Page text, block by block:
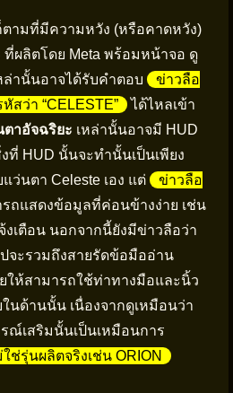
ามที่มีความหวัง (หรือคาดหวัง)
ที่ผลิตโดย Meta พร้อมหน้าจอ ดู
านั้นอาจได้รับคำตอบ
ข่าวลือ
สว่า “CELESTE”
ได้ไหลเข้า
ตาอัจฉริยะ เหล่านั้นอาจมี HUD
ที่ HUD นั้นจะทำนั้นเป็นเพียง
ว่นตา Celeste เอง แต่
ข่าวลือ
ถแสดงข้อมูลที่ค่อนข้างง่าย เช่น
เตือน นอกจากนี้ยังมีข่าวลือว่า
จะรวมถึงสายรัดข้อมืออ่าน
ให้สามารถใช้ท่าทางมือและนิ้ว
นด้านนั้น เนื่องจากดูเหมือนว่า
ณ์เสริมนั้นเป็นเหมือนการ
ช่รุ่นผลิตจริงเช่น ORION